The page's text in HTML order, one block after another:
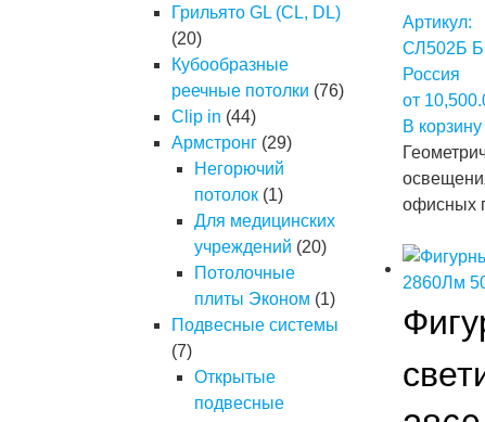
Грильято GL (CL, DL)
(20)
Кубообразные
реечные потолки (76)
Clip in (44)
Армстронг (29)
Негорючий
потолок (1)
Для медицинских
учреждений (20)
Потолочные
плиты Эконом (1)
Подвесные системы
(7)
Открытые
подвесные
Артикул:
СЛ502Б
Россия
от
В корзину
офисных